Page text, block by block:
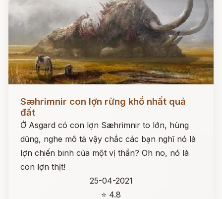
Sæhrimnir con lợn rừng khổ nhất quả
đất
Ở Asgard có con lợn Sæhrimnir to lớn, hùng
dũng, nghe mô tả vậy chắc các bạn nghĩ nó là
lợn chiến binh của một vị thần? Oh no, nó là
con lợn thịt!
25-04-2021
⭐ 4.8